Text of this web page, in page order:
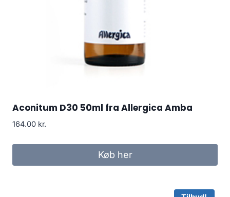
Aconitum D30 50ml fra Allergica Amba
164.00 kr.
Køb her